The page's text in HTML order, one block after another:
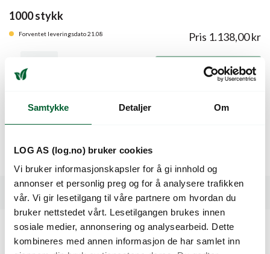
Samtykke Detaljer Om
LOG AS (log.no) bruker cookies
Vi bruker informasjonskapsler for å gi innhold og
annonser et personlig preg og for å analysere trafikken
vår. Vi gir lesetilgang til våre partnere om hvordan du
bruker nettstedet vårt. Lesetilgangen brukes innen
sosiale medier, annonsering og analysearbeid. Dette
kombineres med annen informasjon de har samlet inn
1000 stykk
Forventet leveringsdato 21.08 Pris 1.138,00kr
Legg i handlekurven
Beskrivelse
Prodiserer mange søte tomater på ca 10-12 gram.
Spesifikasjoner
Kunder så også på